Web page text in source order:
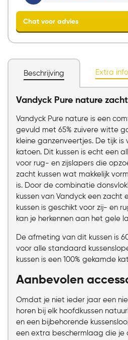
Chat voor advies
Beschrijving Extra
Vandyck Pure nature
Vandyck Pure nature is een
gevuld met 65% zuivere witte
kleine ganzenveertjes. De tijk
katoen. Dit kussen is echt een
voor rug- en zijslapers die
zacht kussen wat makkelijk
is. Door de combinatie
kussen van Vandyck een zacht
kussen is geschikt voor zij- en
kan je herkennen aan het gele
De afmeting van dit kussen is
voor alle standaard
kussen is een 100% gekamde
Aanbevolen
Omdat je niet ieder jaar een
horen bij elk hoofdkussen
en een bijbehorende
een extra beschermlaag die je